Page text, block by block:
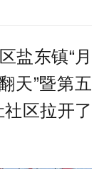
盐东镇“月
天”暨第五
区拉开了